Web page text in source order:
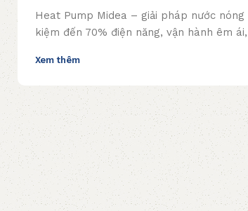
Heat Pump Midea – giải pháp nước nóng
kiệm đến 70% điện năng, vận hành êm
Xem thêm